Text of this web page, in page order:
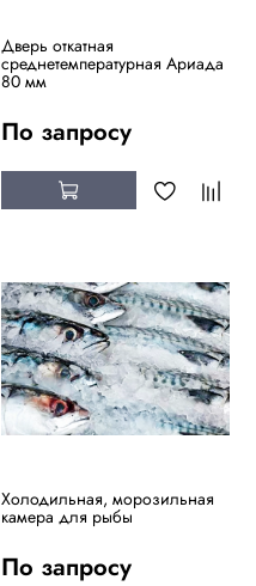
Дверь откатная
среднетемпературная Ариада
80 мм
По запросу
Холодильная, морозильная
камера для рыбы
По запросу